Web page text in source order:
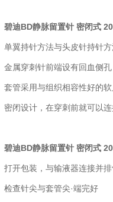
碧迪BD静脉留置针 密闭式
单翼持针方法与头皮针持针
金属穿刺针前端设有回血侧
套管采用与组织相容性好的
密闭设计，在穿刺前就可以
碧迪BD静脉留置针 密闭式
打开包装，与输液器连接并
检查针尖与套管尖·端完好